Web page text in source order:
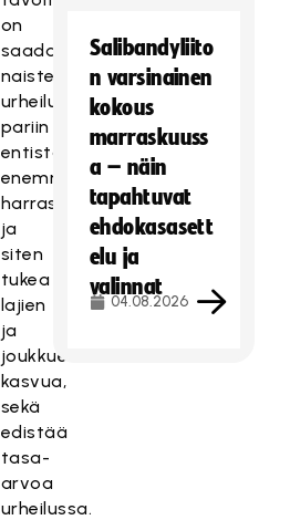
on
saada
naisten
urheilun
pariin
entistä
enemmän
harrastajia
ja
siten
tukea
lajien
ja
joukkueiden
kasvua,
sekä
edistää
tasa-
arvoa
urheilussa.
Salibandyliito
n varsinainen
kokous
marraskuuss
a – näin
tapahtuvat
ehdokasasett
elu ja
valinnat
04.08.2026